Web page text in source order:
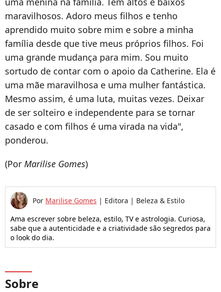
maravilhosos. Adoro meus filhos e tenho
aprendido muito sobre mim e sobre a minha
família desde que tive meus próprios filhos. Foi
uma grande mudança para mim. Sou muito
sortudo de contar com o apoio da Catherine. Ela é
uma mãe maravilhosa e uma mulher fantástica.
Mesmo assim, é uma luta, muitas vezes. Deixar
de ser solteiro e independente para se tornar
casado e com filhos é uma virada na vida",
ponderou.
(Por Marilise Gomes)
Por Marilise Gomes | Editora | Beleza & Estilo
Ama escrever sobre beleza, estilo, TV e astrologia. Curiosa,
sabe que a autenticidade e a criatividade são segredos para
o look do dia.
Sobre